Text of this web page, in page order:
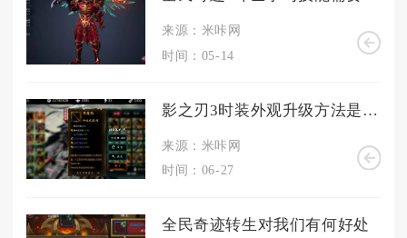
来源：米咔网
时间：05-14
影之刃3时装外观升级方法是什么
来源：米咔网
时间：06-27
全民奇迹转生对我们有何好处